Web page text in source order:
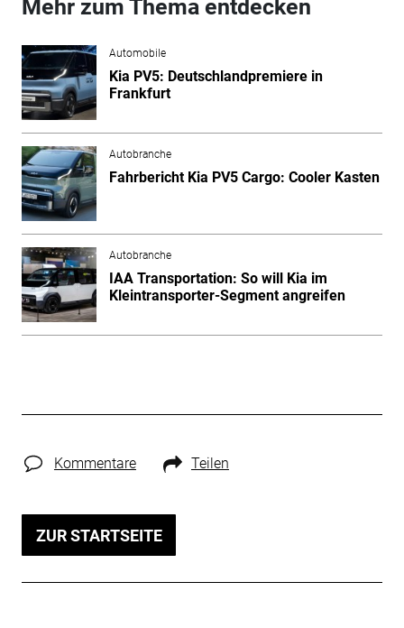
Mehr zum Thema entdecken
Automobile
Kia PV5: Deutschlandpremiere in
Frankfurt
Autobranche
Fahrbericht Kia PV5 Cargo: Cooler Kasten
Autobranche
IAA Transportation: So will Kia im
Kleintransporter-Segment angreifen
Kommentare Teilen
ZUR STARTSEITE